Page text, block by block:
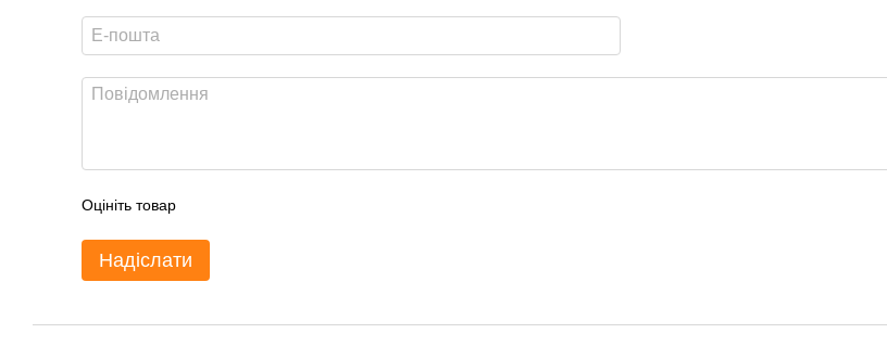
Оцініть товар
Надіслати